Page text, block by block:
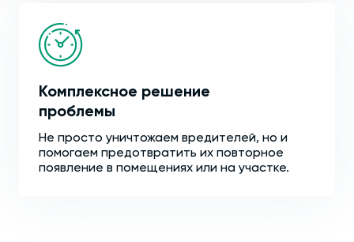
Комплексное решение
проблемы
Не просто уничтожаем вредителей, но и
помогаем предотвратить их повторное
появление в помещениях или на участке.